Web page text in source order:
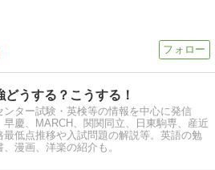
どうする？こうする！
ンター試験・英検等の情報を中心に発信
早慶、MARCH、関関同立、日東駒専、産近
最低点推移や入試問題の解説等。英語の勉
漫画、洋楽の紹介も。